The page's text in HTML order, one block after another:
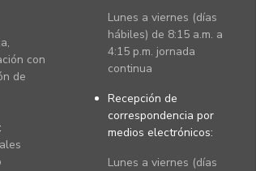
con
de
Lunes a viernes (días
hábiles) de 8:15 a.m. a
4:15 p.m. jornada
continua
Recepción de
correspondencia por
medios electrónicos:
Lunes a viernes (días